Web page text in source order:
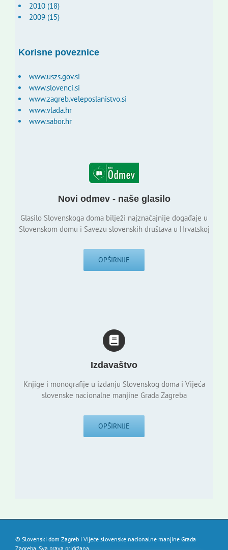
2010 (18)
2009 (15)
Korisne poveznice
www.uszs.gov.si
www.slovenci.si
www.zagreb.veleposlanistvo.si
www.vlada.hr
www.sabor.hr
Novi odmev - naše glasilo
Glasilo Slovenskoga doma bilježi najznačajnije događaje u
Slovenskom domu i Savezu slovenskih društava u Hrvatskoj
OPŠIRNIJE
Izdavaštvo
Knjige i monografije u izdanju Slovenskog doma i Vijeća
slovenske nacionalne manjine Grada Zagreba
OPŠIRNIJE
© Slovenski dom Zagreb i Vijeće slovenske nacionalne manjine Grada
Zagreba. Sva prava pridržana.